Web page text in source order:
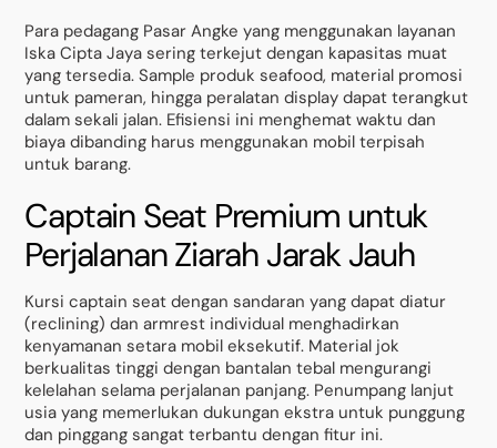
Para pedagang Pasar Angke yang menggunakan layanan
Iska Cipta Jaya sering terkejut dengan kapasitas muat
yang tersedia. Sample produk seafood, material promosi
untuk pameran, hingga peralatan display dapat terangkut
dalam sekali jalan. Efisiensi ini menghemat waktu dan
biaya dibanding harus menggunakan mobil terpisah
untuk barang.
Captain Seat Premium untuk
Perjalanan Ziarah Jarak Jauh
Kursi captain seat dengan sandaran yang dapat diatur
(reclining) dan armrest individual menghadirkan
kenyamanan setara mobil eksekutif. Material jok
berkualitas tinggi dengan bantalan tebal mengurangi
kelelahan selama perjalanan panjang. Penumpang lanjut
usia yang memerlukan dukungan ekstra untuk punggung
dan pinggang sangat terbantu dengan fitur ini.